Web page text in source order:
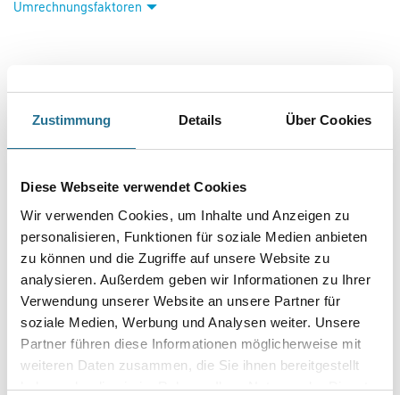
Zustimmung Details Über Cookies
Diese Webseite verwendet Cookies
Wir verwenden Cookies, um Inhalte und Anzeigen zu
personalisieren, Funktionen für soziale Medien anbieten
zu können und die Zugriffe auf unsere Website zu
analysieren. Außerdem geben wir Informationen zu Ihrer
Verwendung unserer Website an unsere Partner für
soziale Medien, Werbung und Analysen weiter. Unsere
Partner führen diese Informationen möglicherweise mit
weiteren Daten zusammen, die Sie ihnen bereitgestellt
haben oder die sie im Rahmen Ihrer Nutzung der Dienste
Umrechnungsfaktoren
Produkteigenschaft
- POS Rubrik: Luxus
- Subline: luxuriös und exklusiv
- Tapetenart: Vlies- und Papiertapeten
- Einsatzzweck: Maler, Tapezierer, Raumausstatter / Neubau,
Renovierungsbereich, Privatkundengeschäft